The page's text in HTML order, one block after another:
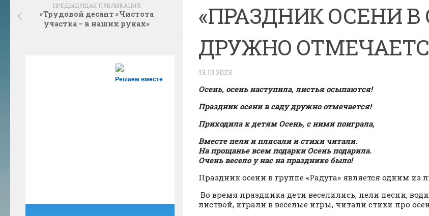
«ПРАЗДНИК ОСЕНИ В
ДРУЖНО
13.10.2023
Осень, осень наступила, листья осыпаются!
Праздник осени в саду дружно отмечается!
Приходила к детям Осень, с ними поиграла,
Вместе пели и плясали и стихи читали.
На прощанье всем подарки Осень подарила.
Очень весело у нас на празднике было!
Праздник осени в группе «Радуга» является одним
Во время праздника дети веселились, пели песни,
листвой, играли в веселые игры, читали стихи про
ПРЕДЫДУЩАЯ ПУБЛИКАЦИЯ
«Трудовой десант «Чистота
участка – в наших руках»
Решаем вместе